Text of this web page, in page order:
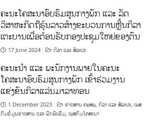
ຄະນະໂຄສະນາອົບຮົມສູນກາງພັກ ແລະ ລັດ
ວິສາຫະກິດຖືຮຸ້ນລາວສ້າງຂະບວນການຫຼີ້ນກິລາ
ເຕະບານເພື່ອຕ້ອນຮັບກອງປະຊຸມໃຫຍ່ຂອງຕົນ
17 June 2024 ກິລາ ແລະ ສິລະປະ
ຄະນະນຳ ແລະ ພະນັກງານພາຍໃນຄະນະ
ໂຄສະນາອົບຮົມສູນກາງພັກ ເຂົ້າຮ່ວມງານ
ແຂ່ງຂັນກິລາແລ່ນມາລາທອນ
1 December 2023 ຂ່າວສານ ຄອສພ,ກິລາ ແລະ ສິລະປະ,ເພສ
ກົມຂໍ້ມູນຂ່າວສານ ແລະ ຝຶກອົບຮົມ,ເພສກົມໂຄສະນາ